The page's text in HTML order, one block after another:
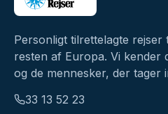
Personligt tilrettelagte rejser
resten af Europa. Vi kender
og de mennesker, der tager
33 13 52 23